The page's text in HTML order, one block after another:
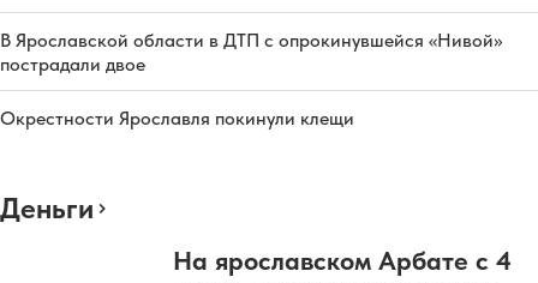
В Ярославской области в ДТП с опрокинувшейся «Нивой»
пострадали двое
Окрестности Ярославля покинули клещи
Деньги
На ярославском Арбате с 4